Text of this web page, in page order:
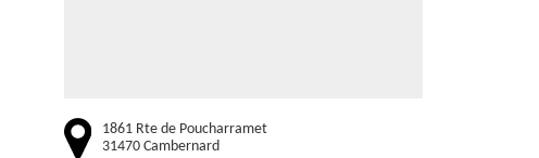
1861 Rte de Poucharramet
31470 Cambernard